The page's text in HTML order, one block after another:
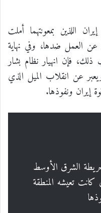
اللذين بمعونتهما أملت
عن العمل ضدها، وفي نهاية
ذلك، فإن انهيار نظام بشار
عن انقلاب الميل الذي
إيران ونفوذها.
الشرق الأوسط
تعيشه المنطقة